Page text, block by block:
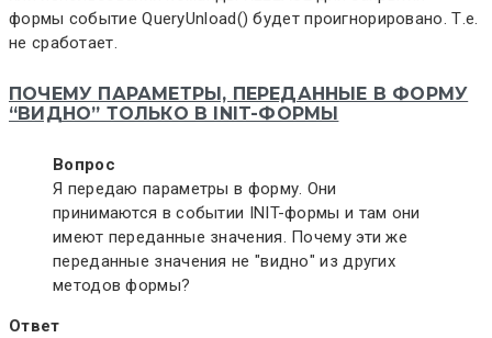
формы событие QueryUnload() будет проигнорировано. Т.е.
не сработает.
ПОЧЕМУ ПАРАМЕТРЫ, ПЕРЕДАННЫЕ В ФОРМУ
“ВИДНО” ТОЛЬКО В INIT-ФОРМЫ
Вопрос
Я передаю параметры в форму. Они
принимаются в событии INIT-формы и там они
имеют переданные значения. Почему эти же
переданные значения не "видно" из других
методов формы?
Ответ